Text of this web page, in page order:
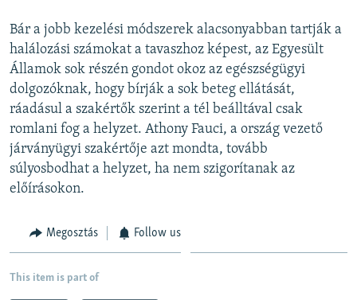
Bár a jobb kezelési módszerek alacsonyabban tartják a
halálozási számokat a tavaszhoz képest, az Egyesült
Államok sok részén gondot okoz az egészségügyi
dolgozóknak, hogy bírják a sok beteg ellátását,
ráadásul a szakértők szerint a tél beálltával csak
romlani fog a helyzet. Athony Fauci, a ország vezető
járványügyi szakértője azt mondta, tovább
súlyosbodhat a helyzet, ha nem szigorítanak az
előírásokon.
Megosztás Follow us
This item is part of